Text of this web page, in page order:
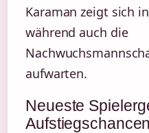
Karaman zeigt sich
während auch die
aufwarten.
Neueste
Aufstiegschancen